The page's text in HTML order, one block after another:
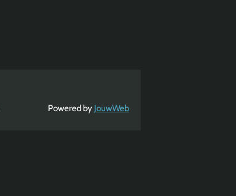
Powered by JouwWeb